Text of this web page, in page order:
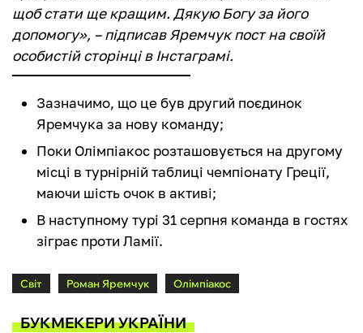
щоб стати ще кращим. Дякую Богу за його
допомогу», – підписав Яремчук пост на своїй
особистій сторінці в Інстаграмі.
Зазначимо, що це був другий поєдинок
Яремчука за нову команду;
Поки Олімпіакос розташовується на другому
місці в турнірній таблиці чемпіонату Греції,
маючи шість очок в активі;
В наступному турі 31 серпня команда в гостях
зіграє проти Ламії.
Світ Роман Яремчук Олімпіакос
БУКМЕКЕРИ УКРАЇНИ